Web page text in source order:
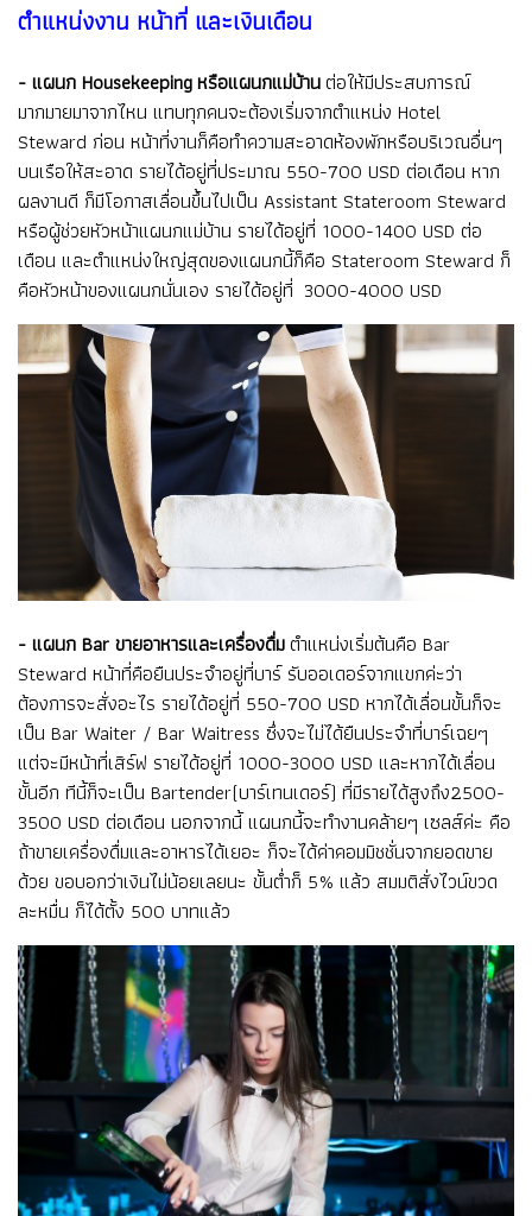
ตำแหน่งงาน หน้าที่ และเงินเดือน
- แผนก Housekeeping หรือแผนกแม่บ้านต่อให้มีประสบการณ์
มากมายมาจากไหน แทบทุกคนจะต้องเริ่มจากตำแหน่ง Hotel
Steward ก่อน หน้าที่งานก็คือทำความสะอาดห้องพักหรือบริเวณอื่นๆ
บนเรือให้สะอาด รายได้อยู่ที่ประมาณ 550-700 USD ต่อเดือน หาก
ผลงานดี ก็มีโอกาสเลื่อนขึ้นไปเป็น Assistant Stateroom Steward
หรือผู้ช่วยหัวหน้าแผนกแม่บ้าน รายได้อยู่ที่ 1000-1400 USD ต่อ
เดือน และตำแหน่งใหญ่สุดของแผนกนี้ก็คือ Stateroom Steward ก็
คือหัวหน้าของแผนกนั่นเอง รายได้อยู่ที่ 3000-4000 USD
- แผนก Bar ขายอาหารและเครื่องดื่มตำแหน่งเริ่มต้นคือ Bar
Steward หน้าที่คือยืนประจำอยู่ที่บาร์ รับออเดอร์จากแขกค่ะว่า
ต้องการจะสั่งอะไร รายได้อยู่ที่ 550-700 USD หากได้เลื่อนขั้นก็จะ
เป็น Bar Waiter / Bar Waitress ซึ่งจะไม่ได้ยืนประจำที่บาร์เฉยๆ
แต่จะมีหน้าที่เสิร์ฟ รายได้อยู่ที่ 1000-3000 USD และหากได้เลื่อน
ขั้นอีก ทีนี้ก็จะเป็น Bartender(บาร์เทนเดอร์) ที่มีรายได้สูงถึง2500-
3500 USD ต่อเดือน นอกจากนี้ แผนกนี้จะทำงานคล้ายๆ เซลส์ค่ะ คือ
ถ้าขายเครื่องดื่มและอาหารได้เยอะ ก็จะได้ค่าคอมมิชชั่นจากยอดขาย
ด้วย ขอบอกว่าเงินไม่น้อยเลยนะ ขั้นต่ำก็ 5% แล้ว สมมติสั่งไวน์ขวด
ละหมื่น ก็ได้ตั้ง 500 บาทแล้ว